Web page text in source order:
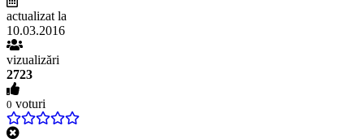
actualizat la
10.03.2016
vizualizări
2723
0 voturi